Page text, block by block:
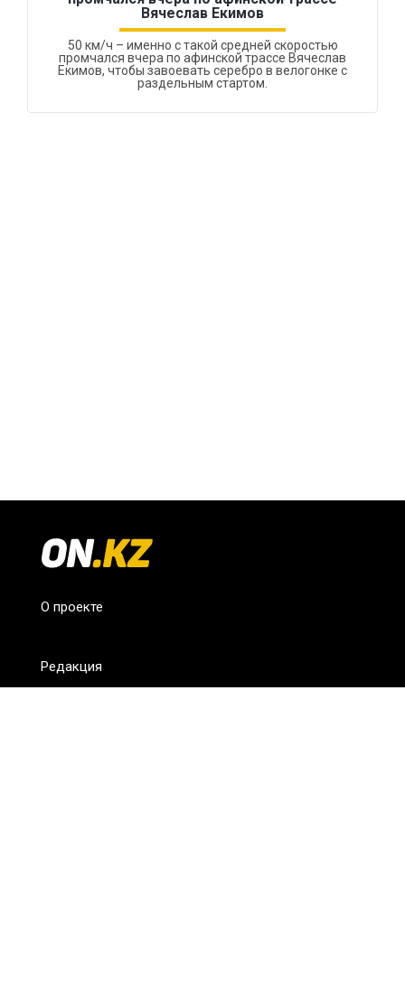
Вячеслав Екимов
50 км/ч – именно с такой средней скоростью
промчался вчера по афинской трассе Вячеслав
Екимов, чтобы завоевать серебро в велогонке с
раздельным стартом.
О проекте
Редакция